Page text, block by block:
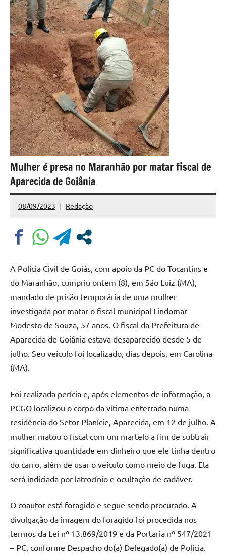
Mulher é presa no Maranhão por matar fiscal de
Aparecida de Goiânia
08/09/2023 Redação
Nenhum
A Polícia Civil de Goiás, com apoio da PC do Tocantins e
do Maranhão, cumpriu ontem (8), em São Luiz (MA),
mandado de prisão temporária de uma mulher
investigada por matar o fiscal municipal Lindomar
Modesto de Souza, 57 anos. O fiscal da Prefeitura de
Aparecida de Goiânia estava desaparecido desde 5 de
julho. Seu veículo foi localizado, dias depois, em Carolina
(MA).
Foi realizada perícia e, após elementos de informação, a
PCGO localizou o corpo da vítima enterrado numa
residência do Setor Planície, Aparecida, em 12 de julho. A
mulher matou o fiscal com um martelo a fim de subtrair
significativa quantidade em dinheiro que ele tinha dentro
do carro, além de usar o veículo como meio de fuga. Ela
será indiciada por latrocínio e ocultação de cadáver.
O coautor está foragido e segue sendo procurado. A
divulgação da imagem do foragido foi procedida nos
termos da Lei nº 13.869/2019 e da Portaria nº 547/2021
– PC, conforme Despacho do(a) Delegado(a) de Polícia.